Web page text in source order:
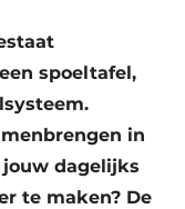
spoeltafel,
in
dagelijks
te maken? De